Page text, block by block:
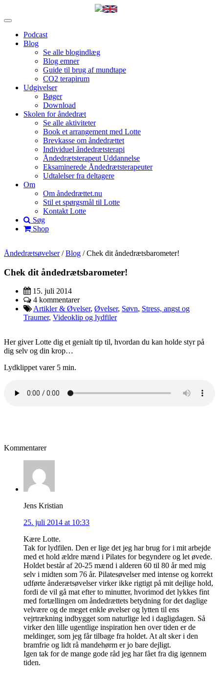
Podcast
Blog
Se alle blogindlæg
Blog emner
Guide til brug af mundtape
CO2 terapirum
Udgivelser
Bøger
Download
Skolen for åndedræt
Se alle aktiviteter
Book et arrangement med Lotte
Brevkasse om åndedrættet
Individuel åndedrætsterapi
Åndedrætsterapeut Uddannelse
Eksaminerede Åndedrætsterapeuter
Udtalelser fra deltagere
Om
Om åndedrættet.nu
Stil et spørgsmål til Lotte
Kontakt Lotte
Søg
Shop
Åndedrætsøvelser/Blog /Chek dit åndedrætsbarometer!
Chek dit åndedrætsbarometer!
15. juli 2014
4 kommentarer
Artikler & Øvelser, Øvelser, Søvn, Stress, angst og
Traumer, Videoklip og lydfiler
Her giver Lotte dig et genialt tip til, hvordan du kan holde styr på
dig selv og din krop…
Lydklippet varer 5 min.
Kommentarer
Jens Kristian
25. juli 2014 at 10:33
Kære Lotte.
Tak for lydfilen. Den er lige det jeg har brug for i mit arbejde
med et hold ældre mænd i Pilates for begyndere og let øvede.
Holdet består af 20-25 mænd i alderen 60 til 80 år med mig
selv i midten som 76 år. Pilatesøvelser med intense og korrekt
udførte ånderætsøvelser virker ikke rigtigt på mit dejlige hold,
fordi de vil gå mat efter to minutter, hvorimod det lykkes fint
med fortællingen om åndedrættets betydning for det daglige
velvære og de meget enkle øvelser og lytten til ens
vejrtrækning indbygget som naturlige led i dagligdagen. Så
virker den lille ugentlige inspiration hen over tiden er de
meldinger, som jeg får tilbage fra holdet. At alt sker i den
bramfrie og lidt rå mandehørm er jo bare dejligt.
Igen tak for de mange gode råd jeg har fået fra dig igennem
tiden.